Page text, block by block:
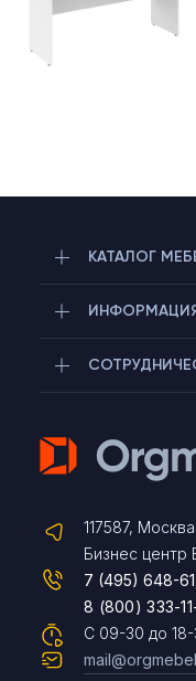
КАТАЛОГ
117587,
Бизнес центр
С 09-30 до
7 (495) 648-
8 (800) 333-
Max
Чат на